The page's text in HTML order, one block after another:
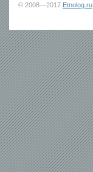
© 2008—2017 Etnolog.ru